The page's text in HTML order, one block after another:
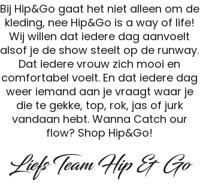
Bij Hip&Go gaat het niet alleen om de
kleding, nee Hip&Go is a way of life!
Wij willen dat iedere dag aanvoelt
alsof je de show steelt op de runway.
Dat iedere vrouw zich mooi en
comfortabel voelt. En dat iedere dag
weer iemand aan je vraagt waar je
die te gekke, top, rok, jas of jurk
vandaan hebt. Wanna Catch our
flow? Shop Hip&Go!
Liefs Team Hip & Go